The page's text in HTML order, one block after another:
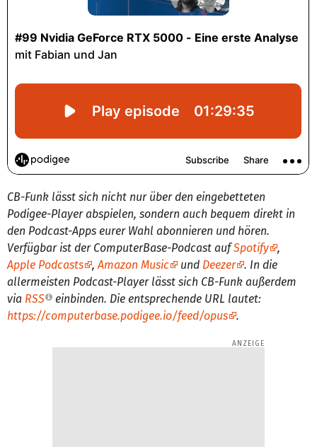
CB-Funk lässt sich nicht nur über den eingebetteten
Podigee-Player abspielen, sondern auch bequem direkt in
den Podcast-Apps eurer Wahl abonnieren und hören.
Verfügbar ist der ComputerBase-Podcast aufSpotify
,
Apple Podcasts
,Amazon Music und Deezer
. In die
allermeisten Podcast-Player lässt sich CB-Funk außerdem
via RSS
einbinden. Die entsprechende URL lautet:
https://computerbase.podigee.io/feed/opus
.